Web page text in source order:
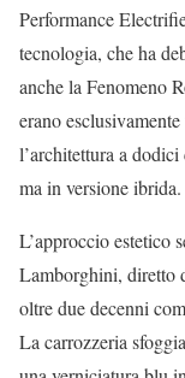
Performance
tecnologia, che ha
anche la Fenomeno
erano
l’architettura a
ma in versione ibrida.
L’approccio estetico
Lamborghini, diretto
oltre due decenni
La carrozzeria